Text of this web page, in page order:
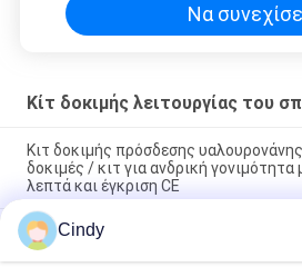
Να
Κίτ δοκιμής λειτουργίας του
Κιτ δοκιμής πρόσδεσης
δοκιμές / κιτ για ανδρική
λεπτά και έγκριση CE
Κιτ Δοκιμής Κατακερματισμού DNA
Χρώση Wright και Μέθοδο SCD για 40
Ανδρολογίας
Cindy